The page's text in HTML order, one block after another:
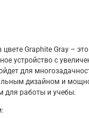
Graphite Gray – это
устройство с
для
дизайном и
для работы и учебы.